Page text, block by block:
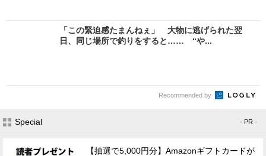
「この緊迫感たまんねぇ」 大物に逃げられた翌
日、同じ場所で釣りをすると…… “や...
Recommended by
Special - PR -
【抽選で5,000円分】Amazonギフトカードが